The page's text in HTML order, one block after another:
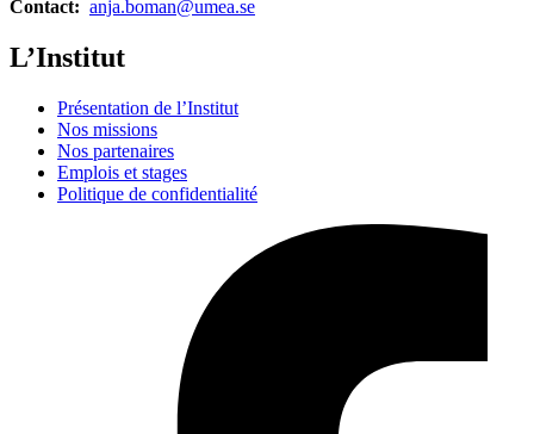
Contact: anja.boman@umea.se
L’Institut
Présentation de l’Institut
Nos missions
Nos partenaires
Emplois et stages
Politique de confidentialité